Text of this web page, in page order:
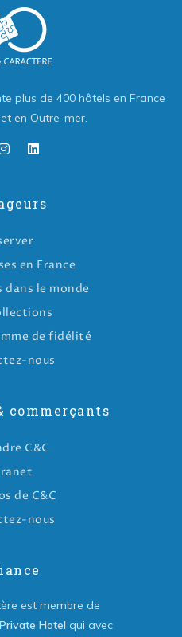
plus de 400 hôtels en France
en Outre-mer.
en France
dans le monde
de fidélité
nous
commerçants
C&C
de C&C
nous
est membre de
Hotel qui avec